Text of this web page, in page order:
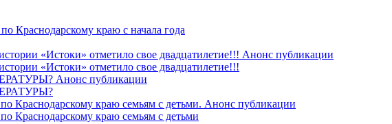
Краснодарскому краю с начала года
«Истоки» отметило свое двадцатилетие!!! Анонс публикации
«Истоки» отметило свое двадцатилетие!!!
Анонс публикации
Краснодарскому краю семьям с детьми. Анонс публикации
Краснодарскому краю семьям с детьми